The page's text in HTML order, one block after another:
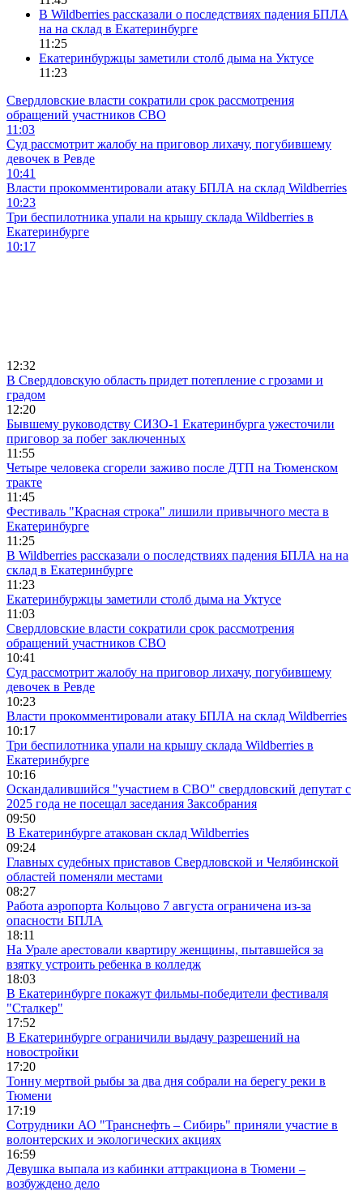
В Wildberries рассказали о последствиях падения БПЛА
на на склад в Екатеринбурге
11:25
Екатеринбуржцы заметили столб дыма на Уктусе
11:23
Свердловские власти сократили срок рассмотрения
обращений участников СВО
11:03
Суд рассмотрит жалобу на приговор лихачу, погубившему
девочек в Ревде
10:41
Власти прокомментировали атаку БПЛА на склад Wildberries
10:23
Три беспилотника упали на крышу склада Wildberries в
Екатеринбурге
10:17
12:32
В Свердловскую область придет потепление с грозами и
градом
12:20
Бывшему руководству СИЗО-1 Екатеринбурга ужесточили
приговор за побег заключенных
11:55
Четыре человека сгорели заживо после ДТП на Тюменском
тракте
11:45
Фестиваль "Красная строка" лишили привычного места в
Екатеринбурге
11:25
В Wildberries рассказали о последствиях падения БПЛА на на
склад в Екатеринбурге
11:23
Екатеринбуржцы заметили столб дыма на Уктусе
11:03
Свердловские власти сократили срок рассмотрения
обращений участников СВО
10:41
Суд рассмотрит жалобу на приговор лихачу, погубившему
девочек в Ревде
10:23
Власти прокомментировали атаку БПЛА на склад Wildberries
10:17
Три беспилотника упали на крышу склада Wildberries в
Екатеринбурге
10:16
Оскандалившийся "участием в СВО" свердловский депутат с
2025 года не посещал заседания Заксобрания
09:50
В Екатеринбурге атакован склад Wildberries
09:24
Главных судебных приставов Свердловской и Челябинской
областей поменяли местами
08:27
Работа аэропорта Кольцово 7 августа ограничена из-за
опасности БПЛА
18:11
На Урале арестовали квартиру женщины, пытавшейся за
взятку устроить ребенка в колледж
18:03
В Екатеринбурге покажут фильмы-победители фестиваля
"Сталкер"
17:52
В Екатеринбурге ограничили выдачу разрешений на
новостройки
17:20
Тонну мертвой рыбы за два дня собрали на берегу реки в
Тюмени
17:19
Сотрудники АО "Транснефть – Сибирь" приняли участие в
волонтерских и экологических акциях
16:59
Девушка выпала из кабинки аттракциона в Тюмени –
возбуждено дело